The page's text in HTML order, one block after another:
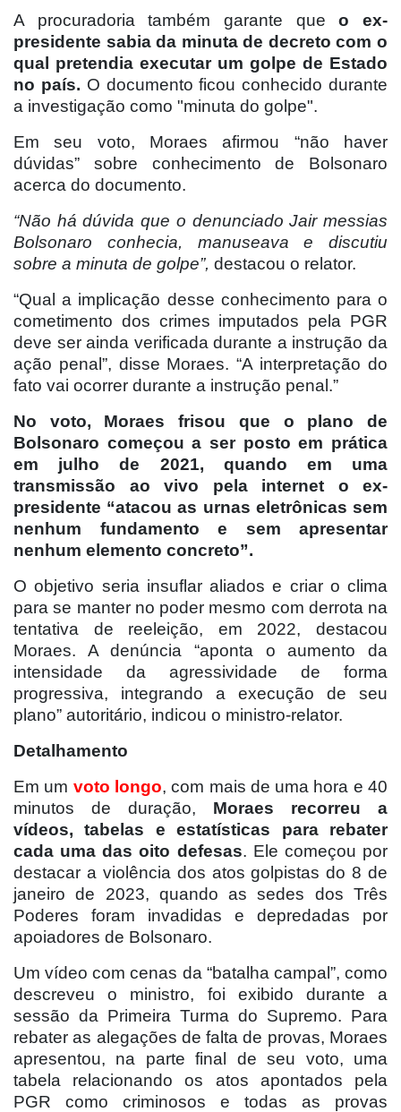
A procuradoria também garante queo ex-
presidente sabia da minuta de decreto com o
qual pretendia executar um golpe de Estado
no país. O documento ficou conhecido durante
a investigação como "minuta do golpe".
Em seu voto, Moraes afirmou “não haver
dúvidas” sobre conhecimento de Bolsonaro
acerca do documento.
“Não há dúvida que o denunciado Jair messias
Bolsonaro conhecia, manuseava e discutiu
sobre a minuta de golpe”, destacou o relator.
“Qual a implicação desse conhecimento para o
cometimento dos crimes imputados pela PGR
deve ser ainda verificada durante a instrução da
ação penal”, disse Moraes. “A interpretação do
fato vai ocorrer durante a instrução penal.”
No voto, Moraes frisou que o plano de
Bolsonaro começou a ser posto em prática
em julho de 2021, quando em uma
transmissão ao vivo pela internet o ex-
presidente “atacou as urnas eletrônicas sem
nenhum fundamento e sem apresentar
nenhum elemento concreto”.
O objetivo seria insuflar aliados e criar o clima
para se manter no poder mesmo com derrota na
tentativa de reeleição, em 2022, destacou
Moraes. A denúncia “aponta o aumento da
intensidade da agressividade de forma
progressiva, integrando a execução de seu
plano” autoritário, indicou o ministro-relator.
Detalhamento
Em um voto longo, com mais de uma hora e 40
minutos de duração, Moraes recorreu a
vídeos, tabelas e estatísticas para rebater
cada uma das oito defesas. Ele começou por
destacar a violência dos atos golpistas do 8 de
janeiro de 2023, quando as sedes dos Três
Poderes foram invadidas e depredadas por
apoiadores de Bolsonaro.
Um vídeo com cenas da “batalha campal”, como
descreveu o ministro, foi exibido durante a
sessão da Primeira Turma do Supremo. Para
rebater as alegações de falta de provas, Moraes
apresentou, na parte final de seu voto, uma
tabela relacionando os atos apontados pela
PGR como criminosos e todas as provas